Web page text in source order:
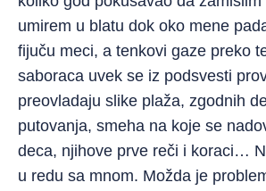
umirem u blatu dok oko mene
fijuču meci, a tenkovi gaze preko
saboraca uvek se iz podsvesti
preovladaju slike plaža, zgodnih
putovanja, smeha na koje se
deca, njihove prve reči i koraci…
u redu sa mnom. Možda je